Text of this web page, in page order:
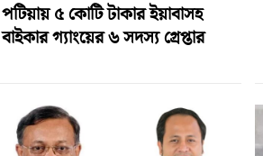
পটিয়ায় ৫ কোটি টাকার ইয়াবাসহ
বাইকার গ্যাংয়ের ৬ সদস্য গ্রেপ্তার